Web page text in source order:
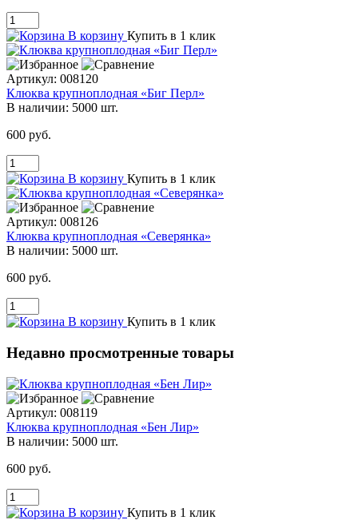
В корзину Купить в 1 клик
Артикул: 008120
Клюква крупноплодная «Биг Перл»
В наличии: 5000 шт.
600 руб.
В корзину Купить в 1 клик
Артикул: 008126
Клюква крупноплодная «Северянка»
В наличии: 5000 шт.
600 руб.
В корзину Купить в 1 клик
Недавно просмотренные товары
Артикул: 008119
Клюква крупноплодная «Бен Лир»
В наличии: 5000 шт.
600 руб.
В корзину Купить в 1 клик